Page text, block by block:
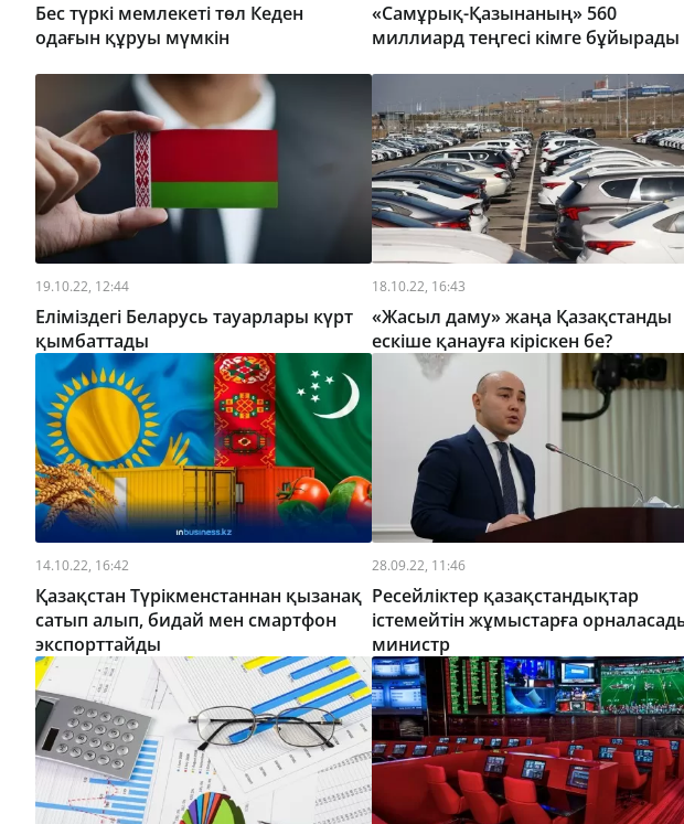
Бес түркі мемлекеті төл Кеден
одағын құруы мүмкін
«Самұрық-Қазынаның» 560
миллиард теңгесі кімге бұйырады
19.10.22, 12:44
Еліміздегі Беларусь тауарлары күрт
қымбаттады
18.10.22, 16:43
«Жасыл даму» жаңа Қазақстанды
ескіше қанауға кіріскен бе?
14.10.22, 16:42
Қазақстан Түрікменстаннан қызанақ
сатып алып, бидай мен смартфон
экспорттайды
28.09.22, 11:46
Ресейліктер қазақстандықтар
істемейтін жұмыстарға
министр